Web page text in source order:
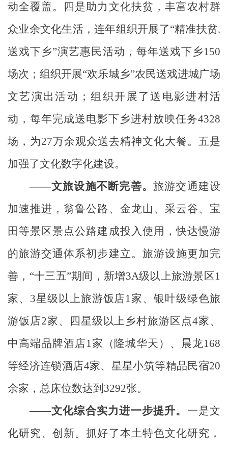
动全覆盖。四是助力文化扶贫，丰富农村群
众业余文化生活，连年组织开展了“精准扶贫.
送戏下乡”演艺惠民活动，每年送戏下乡150
场次；组织开展“欢乐城乡”农民送戏进城广场
文艺演出活动；组织开展了送电影进村活
动，每年完成送电影下乡进村放映任务4328
场，为27万余观众送去精神文化大餐。五是
加强了文化数字化建设。
——文旅设施不断完善。 旅游交通建设
加速推进， 翁鲁公路、金龙山、采云谷、宝
田等景区景点公路建成投入使用 ，快达慢游
的旅游交通体系初步建立。旅游设施更加完
善， “十三五”期间，新增3A级以上旅游景区 1
家、 3星级以上旅游饭店1家、银叶级绿色旅
游饭店2家、四星级以上乡村旅游区点4家、
中高端品牌酒店1家（隆城华天）、晨龙168
等经济连锁酒店4家、星星小筑等精品民宿20
余家，总床位数达到 3292张。
——文化综合实力进一步提升。 一是文
化研究、创新。抓好了本土特色文化研究，